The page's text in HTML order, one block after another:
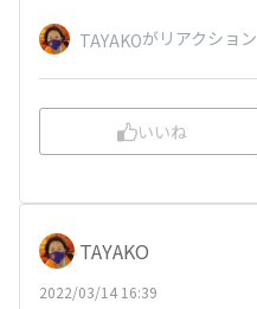
TAYAKOがリアクション
いいね
TAYAKO
2022/03/14 16:39